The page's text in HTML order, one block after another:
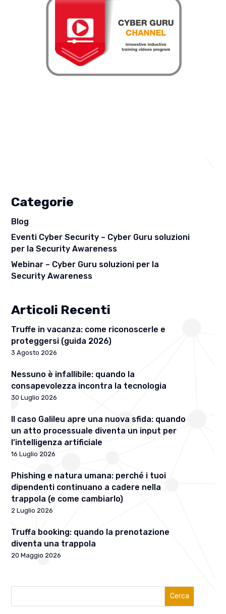
Categorie
Blog
Eventi Cyber Security – Cyber Guru soluzioni
per la Security Awareness
Webinar – Cyber Guru soluzioni per la
Security Awareness
Articoli Recenti
Truffe in vacanza: come riconoscerle e
proteggersi (guida 2026)
3 Agosto 2026
Nessuno è infallibile: quando la
consapevolezza incontra la tecnologia
30 Luglio 2026
Il caso Galileu apre una nuova sfida: quando
un atto processuale diventa un input per
l’intelligenza artificiale
16 Luglio 2026
Phishing e natura umana: perché i tuoi
dipendenti continuano a cadere nella
trappola (e come cambiarlo)
2 Luglio 2026
Truffa booking: quando la prenotazione
diventa una trappola
20 Maggio 2026
Cerca